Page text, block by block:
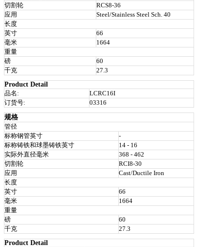
切割轮
RCS8-36
应用
Steel/Stainless Steel Sch. 40
长度
英寸
66
毫米
1664
重量
磅
60
千克
27.3
Product Detail
品名:
LCRC16I
订货号:
03316
规格
管径
标称钢管英寸
-
标称铸铁和球墨铸铁英寸
14 - 16
实际外直径毫米
368 - 462
切割轮
RCI8-30
应用
Cast/Ductile Iron
长度
英寸
66
毫米
1664
重量
磅
60
千克
27.3
Product Detail